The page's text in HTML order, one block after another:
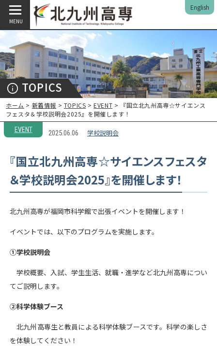
MENU
English
TOPICS
ホーム > 新着情報 > TOPICS >EVENT > 『国立北九州高専☆サイエンス
フェスタ＆学校説明会2025』を開催します！
EVENT 2025.06.06 学校説明会
『国立北九州高専☆サイエンスフェスタ
＆学校説明会2025』を開催します！
北九州高専が福岡市科学館で出張イベントを開催します！
イベントでは、以下のプログラムを実施します。
①学校説明会
学校概要、入試、学生生活、就職・進学など北九州高専につい
てご説明します。
②科学体験ブース
北九州高専生と教員による科学体験ブースです。科学の楽しさ
を体験してください！